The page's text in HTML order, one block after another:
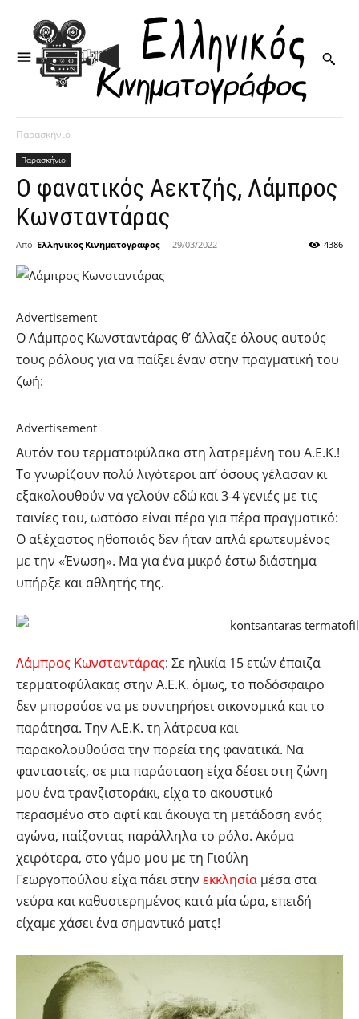
Παρασκήνιο
Παρασκήνιο
Ο φανατικός Αεκτζής, Λάμπρος
Κωνσταντάρας
Από Ελληνικος Κινηματογραφος - 29/03/2022 4386
Advertisement
Ο Λάμπρος Κωνσταντάρας θ’ άλλαζε όλους αυτούς
τους ρόλους για να παίξει έναν στην πραγματική του
ζωή:
Advertisement
Αυτόν του τερματοφύλακα στη λατρεμένη του Α.Ε.Κ.!
Το γνωρίζουν πολύ λιγότεροι απ’ όσους γέλασαν κι
εξακολουθούν να γελούν εδώ και 3-4 γενιές με τις
ταινίες του, ωστόσο είναι πέρα για πέρα πραγματικό:
O αξέχαστος ηθοποιός δεν ήταν απλά ερωτευμένος
με την «Ένωση». Μα για ένα μικρό έστω διάστημα
υπήρξε και αθλητής της.
Λάμπρος Κωνσταντάρας: Σε ηλικία 15 ετών έπαιζα
τερματοφύλακας στην Α.Ε.Κ. όμως, το ποδόσφαιρο
δεν μπορούσε να με συντηρήσει οικονομικά και το
παράτησα. Την Α.Ε.Κ. τη λάτρευα και
παρακολουθούσα την πορεία της φανατικά. Να
φανταστείς, σε μια παράσταση είχα δέσει στη ζώνη
μου ένα τρανζιστοράκι, είχα το ακουστικό
περασμένο στο αφτί και άκουγα τη μετάδοση ενός
αγώνα, παίζοντας παράλληλα το ρόλο. Ακόμα
χειρότερα, στο γάμο μου με τη Γιούλη
Γεωργοπούλου είχα πάει στην εκκλησία μέσα στα
νεύρα και καθυστερημένος κατά μία ώρα, επειδή
είχαμε χάσει ένα σημαντικό ματς!